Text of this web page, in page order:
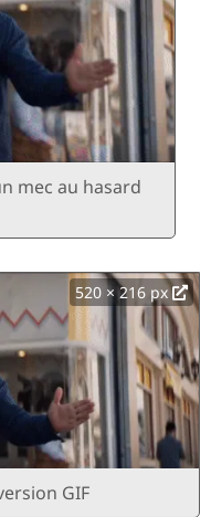
mec au hasard
520 × 216 px
GIF